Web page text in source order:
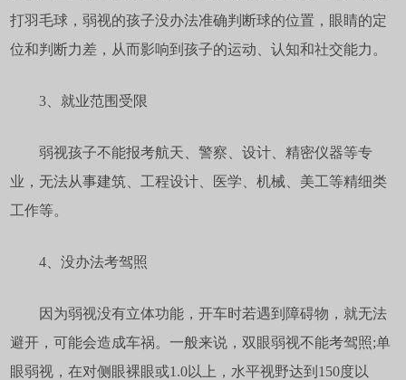
打羽毛球，弱视的孩子没办法准确判断球的位置，眼睛的定
位和判断力差，从而影响到孩子的运动、认知和社交能力。
3、就业范围受限
弱视孩子不能报考航天、警察、设计、精密仪器等专
业，无法从事建筑、工程设计、医学、机械、美工等精细类
工作等。
4、没办法考驾照
因为弱视没有立体功能，开车时若遇到障碍物，就无法
避开，可能会造成车祸。一般来说，双眼弱视不能考驾照;单
眼弱视，在对侧眼裸眼或1.0以上，水平视野达到150度以